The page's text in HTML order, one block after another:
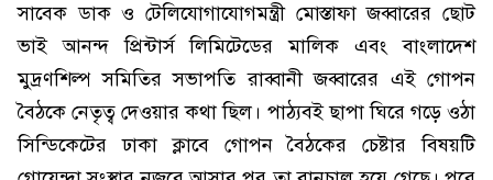
সাবেক ডাক ও টেলিযোগাযোগমন্ত্রী মোস্তাফা জব্বারের ছোট
ভাই আনন্দ প্রিন্টার্স লিমিটেডের মালিক এবং বাংলাদেশ
মুদ্রণশিল্প সমিতির সভাপতি রাব্বানী জব্বারের এই গোপন
বৈঠকে নেতৃত্ব দেওয়ার কথা ছিল। পাঠ্যবই ছাপা ঘিরে গড়ে ওঠা
সিন্ডিকেটের ঢাকা ক্লাবে গোপন বৈঠকের চেষ্টার বিষয়টি